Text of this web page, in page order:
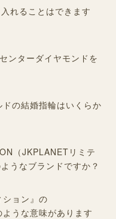
れることはできます
ンターダイヤモンドを
の結婚指輪はいくらか
（JKPLANETリミテ
うなブランドですか？
ション』の
うな意味があります